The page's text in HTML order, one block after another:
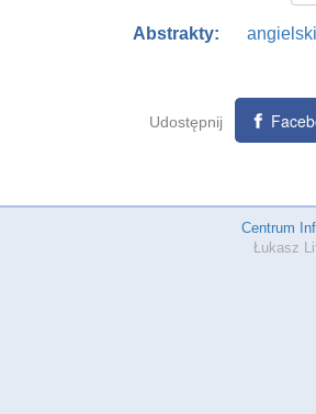
Abstrakty: angielski
Udostępnij
Centrum
Łukasz